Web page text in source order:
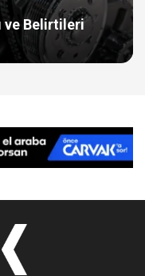
ve Belirtileri